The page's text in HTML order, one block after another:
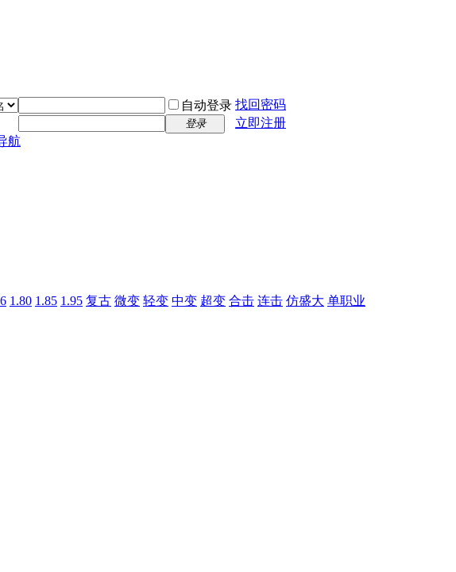
自动登录 找回密码
登录
立即注册
航
1.80 1.85 1.95 复古 微变 轻变 中变 超变 合击 连击 仿盛大 单职业